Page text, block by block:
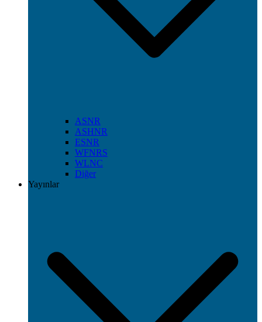
ASNR
ASHNR
ESNR
WFNRS
WLNC
Diğer
Yayınlar